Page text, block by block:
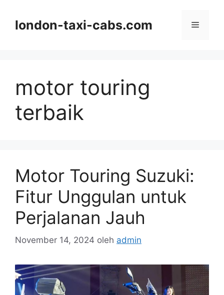
london-taxi-cabs.com Menu
motor touring
terbaik
Motor Touring Suzuki:
Fitur Unggulan untuk
Perjalanan Jauh
November 14, 2024 oleh admin